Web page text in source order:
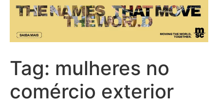
Tag: mulheres no
comércio exterior